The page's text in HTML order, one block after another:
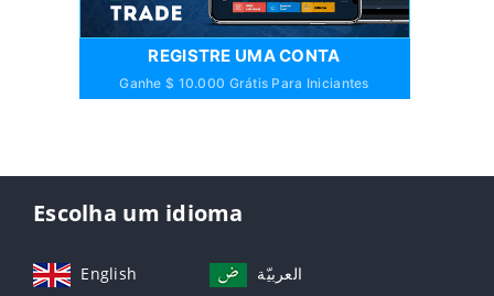
REGISTRE UMA CONTA
Ganhe $ 10.000 Grátis Para Iniciantes
Escolha um idioma
English العربيّة